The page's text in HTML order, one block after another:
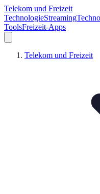
Telekom und Freizeit
TechnologieStreaming
ToolsFreizeit-Apps
Telekom und Freizeit